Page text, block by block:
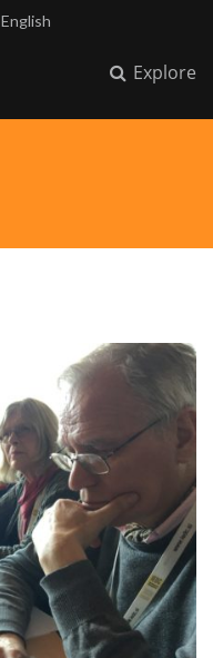
English
Explore